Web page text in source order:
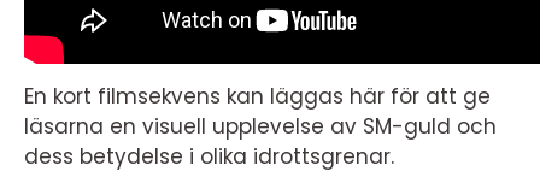
En kort filmsekvens kan läggas här för att ge
läsarna en visuell upplevelse av SM-guld och
dess betydelse i olika idrottsgrenar.